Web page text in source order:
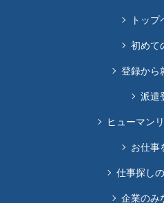
トップ
初めて
登録から
派遣
ヒューマン
お仕事
仕事探し
企業のみ